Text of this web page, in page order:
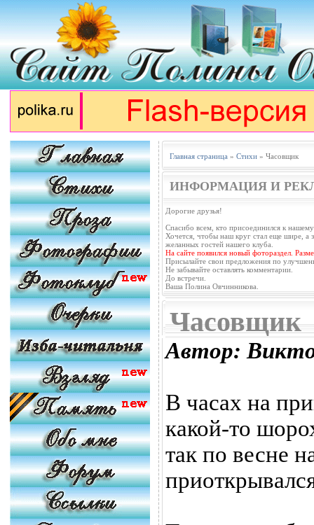
Главная страница » Стихи» Часовщик
ИНФОРМАЦИЯ И
Дорогие друзья!
Спасибо всем, кто присоединился к
Хочется, чтобы наш круг стал еще шире, а
желанных гостей нашего клуба.
На сайте появился новый фотораздел.
Присылайте свои предложения по
Не забывайте оставлять комментарии.
До встречи.
Ваша Полина Овчинникова.
Часовщик
Автор:
В часах на
какой-то
так по весне